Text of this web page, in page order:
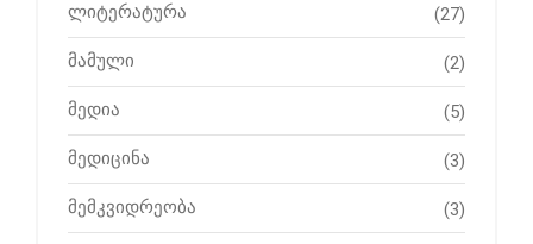
ლიტერატურა (27)
მამული (2)
მედია (5)
მედიცინა (3)
მემკვიდრეობა (3)